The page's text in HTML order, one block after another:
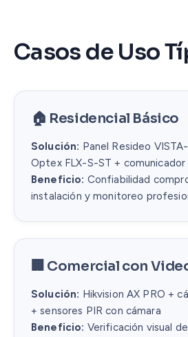
Casos de Uso
🏠 Residencial Básico
Solución: Panel Resideo
Optex FLX-S-ST +
Beneficio: Confiabilidad
instalación y monitoreo
🏢 Comercial con
Solución: Hikvision AX PRO +
+ sensores PIR con cámara
Beneficio: Verificación visual